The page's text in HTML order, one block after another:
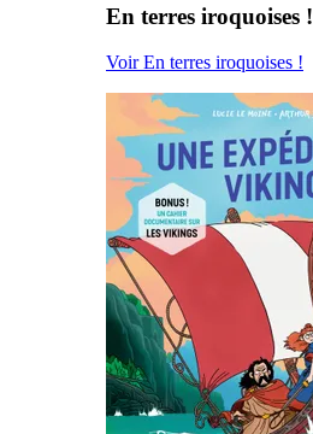
En terres iroquoises !
Voir En terres iroquoises !